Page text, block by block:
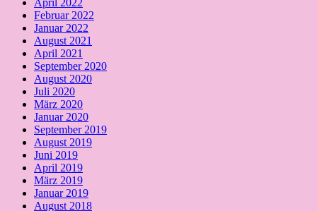
Februar 2022
Januar 2022
August 2021
April 2021
September 2020
August 2020
Juli 2020
März 2020
Januar 2020
September 2019
August 2019
Juni 2019
April 2019
März 2019
Januar 2019
August 2018